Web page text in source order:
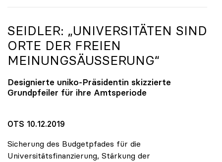
SEIDLER: „UNIVERSITÄTEN SIND
ORTE DER FREIEN
MEINUNGSÄUSSERUNG“
Designierte uniko-Präsidentin skizzierte
Grundpfeiler für ihre Amtsperiode
OTS 10.12.2019
Sicherung des Budgetpfades für die
Universitätsfinanzierung, Stärkung der